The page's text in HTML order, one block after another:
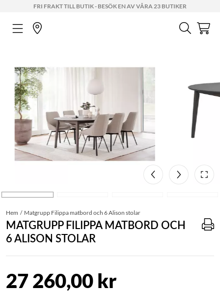
FRI FRAKT TILL BUTIK - BESÖK EN AV VÅRA 23 BUTIKER
Hem Matgrupp Filippa matbord och 6 Alison stolar
MATGRUPP FILIPPA MATBORD OCH
6 ALISON STOLAR
27 260,00 kr